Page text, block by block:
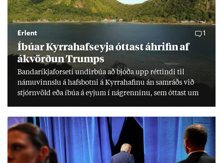
Erlent 1
Íbú­ar Kyrra­hafs­eyja ótt­ast áhrif­in af
ákvörð­un Trumps
Banda­ríkja­for­seti und­ir­búa að bjóða upp rétt­indi til
námu­vinnslu á hafs­botni á Kyrra­haf­inu án sam­ráðs við
stjórn­völd eða íbúa á eyj­um í ná­grenn­inu, sem ótt­ast um